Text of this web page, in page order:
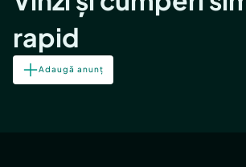
rapid
Adaugă anunț